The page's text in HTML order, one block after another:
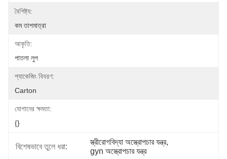
বৈশিষ্ট্য:
কম তাপমাত্রা
আকৃতি:
পাতলা লুপ
প্যাকেজিং বিবরণ:
Carton
যোগানের ক্ষমতা:
{}
বিশেষভাবে তুলে ধরা:
স্ত্রীরোগবিদ্যা অস্ত্রোপচার যন্ত্র,
gyn অস্ত্রোপচার যন্ত্র